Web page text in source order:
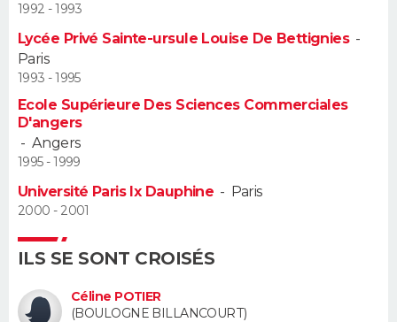
BONS PLANS
CARTE DE VOEUX
DICTIONNAIRE
Dictionnaire
Biographies
Citations
Expressions
Proverbes
PROGRAMME TV
S'inscrire
Se connecter
Lycées
Collèges
Primaires
Universités
Entreprises
Service militaire
Avis de recherche
FORUM
Bricolage
Lifestyle
Culture
Sport
Auto
Television
Voyage
Cinema
1992 - 1993
Lycée Privé Sainte-ursule Louise De Bettignies-
Paris
1993 - 1995
Ecole Supérieure Des Sciences Commerciales
D'angers
- Angers
1995 - 1999
Université Paris Ix Dauphine - Paris
2000 - 2001
ILS SE SONT CROISÉS
Céline POTIER
(BOULOGNE BILLANCOURT)